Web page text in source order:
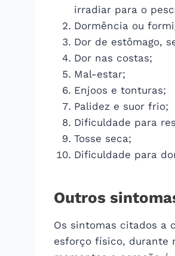
irradiar para o
Dormência ou
Dor de estômago,
Dor nas costas;
Mal-estar;
Enjoos e tonturas;
Palidez e suor frio;
Dificuldade para
Tosse seca;
Dificuldade para
Outros
Os sintomas citados a
esforço físico, durante